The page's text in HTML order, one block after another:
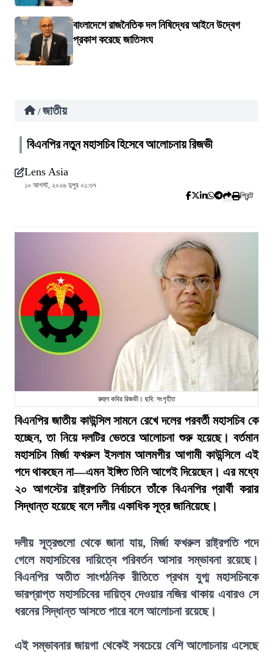
বাংলাদেশে রাজনৈতিক দল নিষিদ্ধের আইনে উদ্বেগ
প্রকাশ করেছে জাতিসংঘ
/ জাতীয়
বিএনপির নতুন মহাসচিব হিসেবে আলোচনায় রিজভী
Lens Asia
১০ আগস্ট, ২০২৬ দুপুর ০১:৩৭
প্রিন্ট
রুহুল কবির রিজভী। ছবি: সংগৃহীত
বিএনপির জাতীয় কাউন্সিল সামনে রেখে দলের পরবর্তী মহাসচিব কে
হচ্ছেন, তা নিয়ে দলটির ভেতরে আলোচনা শুরু হয়েছে। বর্তমান
মহাসচিব মির্জা ফখরুল ইসলাম আলমগীর আগামী কাউন্সিলে এই
পদে থাকছেন না—এমন ইঙ্গিত তিনি আগেই দিয়েছেন। এর মধ্যে
২০ আগস্টের রাষ্ট্রপতি নির্বাচনে তাঁকে বিএনপির প্রার্থী করার
সিদ্ধান্ত হয়েছে বলে দলীয় একাধিক সূত্র জানিয়েছে।
দলীয় সূত্রগুলো থেকে জানা যায়, মির্জা ফখরুল রাষ্ট্রপতি পদে
গেলে মহাসচিবের দায়িত্বে পরিবর্তন আসার সম্ভাবনা রয়েছে।
বিএনপির অতীত সাংগঠনিক রীতিতে প্রথম যুগ্ম মহাসচিবকে
ভারপ্রাপ্ত মহাসচিবের দায়িত্ব দেওয়ার নজির থাকায় এবারও সে
ধরনের সিদ্ধান্ত আসতে পারে বলে আলোচনা রয়েছে।
এই সম্ভাবনার জায়গা থেকেই সবচেয়ে বেশি আলোচনায় এসেছে